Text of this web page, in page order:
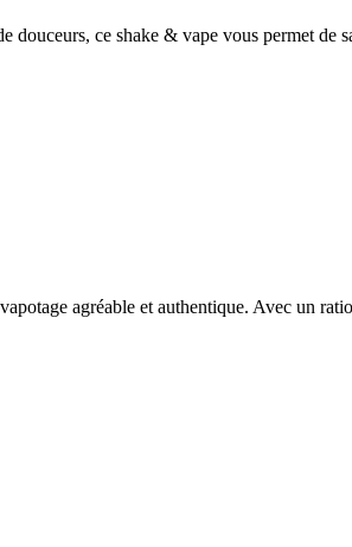
douceurs, ce shake & vape vous permet de
agréable et authentique. Avec un